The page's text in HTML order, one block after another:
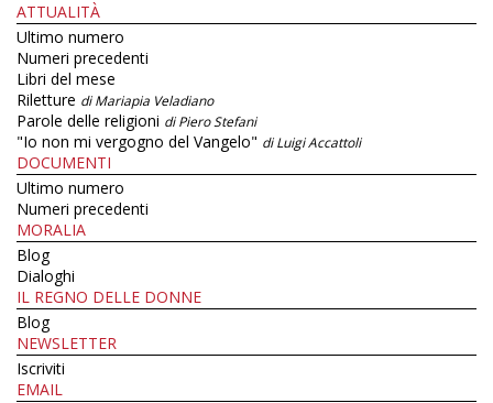
ATTUALITÀ
Ultimo numero
Numeri precedenti
Libri del mese
Riletture di Mariapia Veladiano
Parole delle religioni di Piero Stefani
"Io non mi vergogno del Vangelo" di Luigi Accattoli
DOCUMENTI
Ultimo numero
Numeri precedenti
MORALIA
Blog
Dialoghi
IL REGNO DELLE DONNE
Blog
NEWSLETTER
Iscriviti
EMAIL